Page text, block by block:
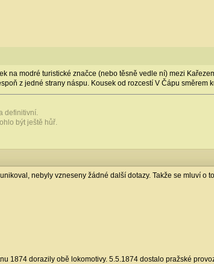
na modré turistické značce (nebo těsně vedle ní) mezi
z jedné strany náspu. Kousek od rozcestí V Čápu směrem
definitivní.
být ještě hůř.
nebyly vzneseny žádné další dotazy. Takže se mluví
1874 dorazily obě lokomotivy. 5.5.1874 dostalo pražské